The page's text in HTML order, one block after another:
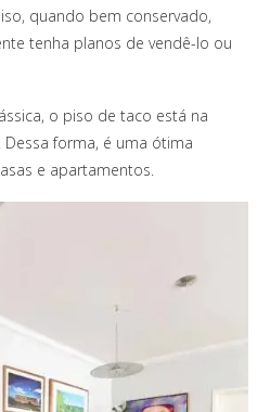
quando bem conservado,
tenha planos de vendê-lo ou
o piso de taco está na
forma, é uma ótima
e apartamentos.